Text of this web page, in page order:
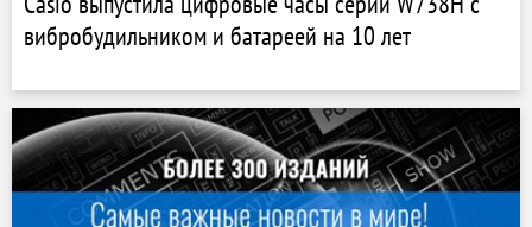
вибробудильником и батареей на 10 лет